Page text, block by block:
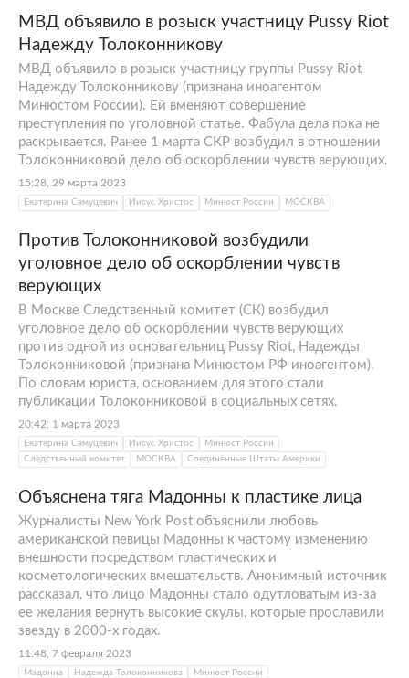
МВД объявило в розыск участницу Pussy Riot
Надежду Толоконникову
МВД объявило в розыск участницу группы Pussy Riot
Надежду Толоконникову (признана иноагентом
Минюстом России). Ей вменяют совершение
преступления по уголовной статье. Фабула дела пока не
раскрывается. Ранее 1 марта СКР возбудил в отношении
Толоконниковой дело об оскорблении чувств верующих.
15:28, 29 марта 2023
Екатерина Самуцевич Иисус Христос Минюст России МОСКВА
Против Толоконниковой возбудили
уголовное дело об оскорблении чувств
верующих
В Москве Следственный комитет (СК) возбудил
уголовное дело об оскорблении чувств верующих
против одной из основательниц Pussy Riot, Надежды
Толоконниковой (признана Минюстом РФ иноагентом).
По словам юриста, основанием для этого стали
публикации Толоконниковой в социальных сетях.
20:42, 1 марта 2023
Екатерина Самуцевич Иисус Христос
Минюст России
Следственный комитет
МОСКВА Соединённые Штаты Америки
Объяснена тяга Мадонны к пластике лица
Журналисты New York Post объяснили любовь
американской певицы Мадонны к частому изменению
внешности посредством пластических и
косметологических вмешательств. Анонимный источник
рассказал, что лицо Мадонны стало одутловатым из-за
ее желания вернуть высокие скулы, которые прославили
звезду в 2000-х годах.
11:48, 7 февраля 2023
Мадонна Надежда Толоконникова Минюст России